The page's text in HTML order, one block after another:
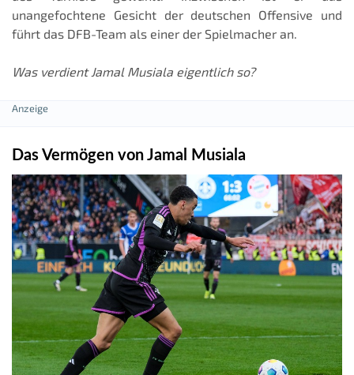
unangefochtene Gesicht der deutschen Offensive und
führt das DFB-Team als einer der Spielmacher an.
Was verdient Jamal Musiala eigentlich so?
Das Vermögen von Jamal Musiala